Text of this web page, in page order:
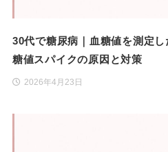
30代で糖尿病｜血糖値を測定
糖値スパイクの原因と対策
2026年4月23日